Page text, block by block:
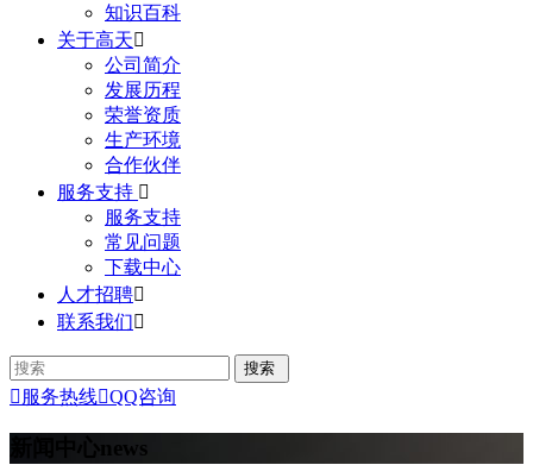
知识百科
关于高天
公司简介
发展历程
荣誉资质
生产环境
合作伙伴
服务支持 
服务支持
常见问题
下载中心
人才招聘
联系我们
 服务热线QQ咨询
news